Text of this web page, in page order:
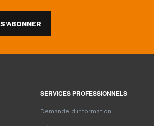
S'ABONNER
SERVICES PROFESSIONNELS
Demande d'information